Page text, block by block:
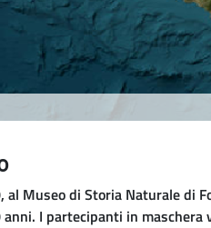
al Museo di Storia Naturale di
I partecipanti in